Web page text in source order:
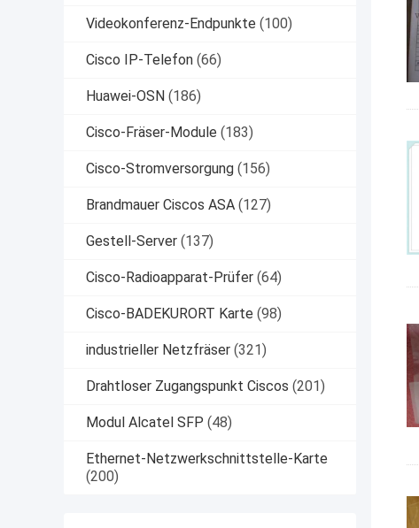
Videokonferenz-Endpunkte (100)
Cisco IP-Telefon (66)
Huawei-OSN (186)
Cisco-Fräser-Module (183)
Cisco-Stromversorgung (156)
Brandmauer Ciscos ASA (127)
Gestell-Server (137)
Cisco-Radioapparat-Prüfer (64)
Cisco-BADEKURORT Karte (98)
industrieller Netzfräser (321)
Drahtloser Zugangspunkt Ciscos (201)
Modul Alcatel SFP (48)
Ethernet-Netzwerkschnittstelle-Karte
(200)